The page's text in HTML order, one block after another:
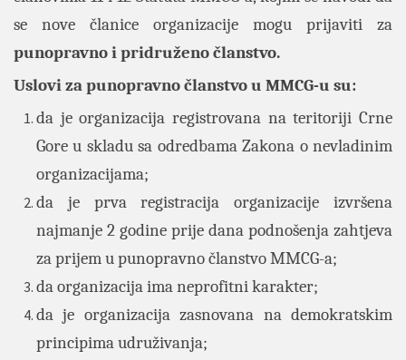
se nove članice organizacije mogu prijaviti za
punopravno i pridruženo članstvo.
Uslovi za punopravno članstvo u MMCG-u su:
da je organizacija registrovana na teritoriji Crne
Gore u skladu sa odredbama Zakona o nevladinim
organizacijama;
da je prva registracija organizacije izvršena
najmanje 2 godine prije dana podnošenja zahtjeva
za prijem u punopravno članstvo MMCG-a;
da organizacija ima neprofitni karakter;
da je organizacija zasnovana na demokratskim
principima udruživanja;